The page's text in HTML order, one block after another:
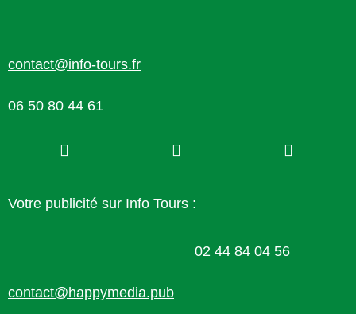
contact@info-tours.fr
06 50 80 44 61
Votre publicité sur Info Tours :
02 44 84 04 56
contact@happymedia.pub